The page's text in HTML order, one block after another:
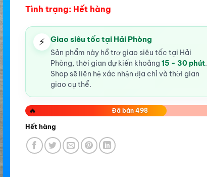
Tình trạng: Hết hàng
⚡ Giao siêu tốc tại Hải Phòng
Sản phẩm này hỗ trợ giao siêu tốc tại Hải
Phòng, thời gian dự kiến khoảng 15 - 30 phút.
Shop sẽ liên hệ xác nhận địa chỉ và thời gian
giao cụ thể.
🔥 Đã bán 498
Hết hàng